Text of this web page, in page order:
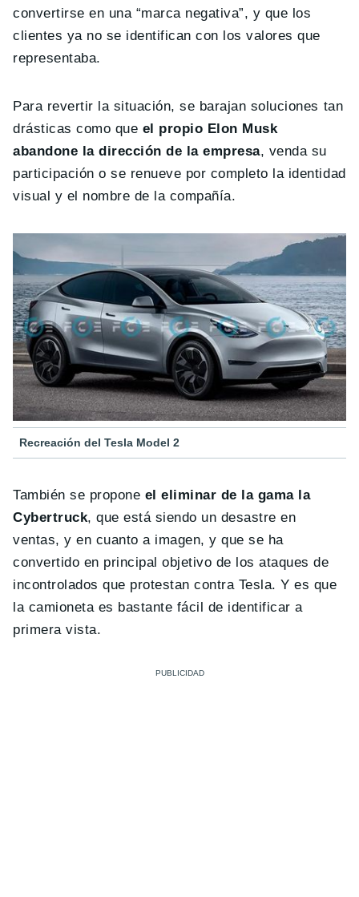
convertirse en una “marca negativa”, y que los
clientes ya no se identifican con los valores que
representaba.
Para revertir la situación, se barajan soluciones tan
drásticas como que el propio Elon Musk
abandone la dirección de la empresa, venda su
participación o se renueve por completo la identidad
visual y el nombre de la compañía.
Recreación del Tesla Model 2
También se propone el eliminar de la gama la
Cybertruck, que está siendo un desastre en
ventas, y en cuanto a imagen, y que se ha
convertido en principal objetivo de los ataques de
incontrolados que protestan contra Tesla. Y es que
la camioneta es bastante fácil de identificar a
primera vista.